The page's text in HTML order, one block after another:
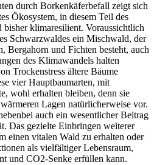
durch Borkenkäferbefall zeigt sich
Ökosystem, in diesem Teil des
klimaresilient. Voraussichtlich
Schwarzwaldes ein Mischwald, der
Bergahorn und Fichten besteht, auch
des Klimawandels halten
Trockenstress ältere Bäume
vier Hauptbaumarten, mit
wohl erhalten bleiben, denn sie
Lagen natürlicherweise vor.
auch ein wesentlicher Beitrag
Das gezielte Einbringen weiterer
einen vitalen Wald zu erhalten oder
als vielfältiger Lebensraum,
und CO2-Senke erfüllen kann.